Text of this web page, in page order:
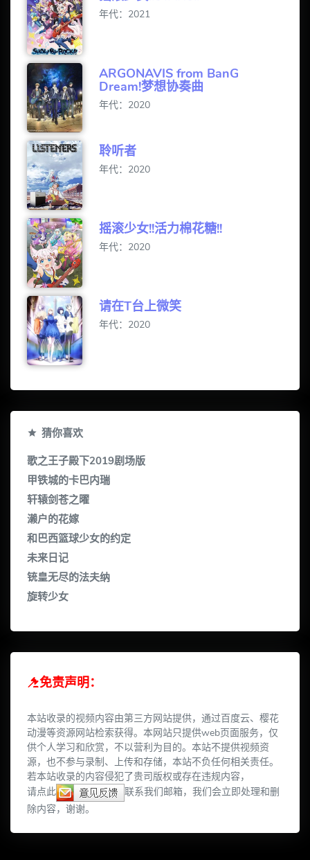
年代：2021
ARGONAVIS from BanG
Dream!梦想协奏曲
年代：2020
聆听者
年代：2020
摇滚少女!!活力棉花糖!!
年代：2020
请在T台上微笑
年代：2020
猜你喜欢
歌之王子殿下2019剧场版
甲铁城的卡巴内瑞
轩辕剑苍之曜
濑户的花嫁
和巴西篮球少女的约定
未来日记
铳皇无尽的法夫纳
旋转少女
免责声明：
本站收录的视频内容由第三方网站提供，通过百度云、樱花
动漫等资源网站检索获得。本网站只提供web页面服务，仅
供个人学习和欣赏，不以营利为目的。本站不提供视频资
源，也不参与录制、上传和存储，本站不负任何相关责任。
若本站收录的内容侵犯了贵司版权或存在违规内容，
请点此
联系我们邮箱，我们会立即处理和删
除内容，谢谢。